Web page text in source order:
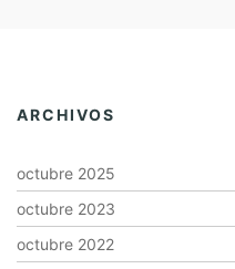
ARCHIVOS
octubre 2025
octubre 2023
octubre 2022